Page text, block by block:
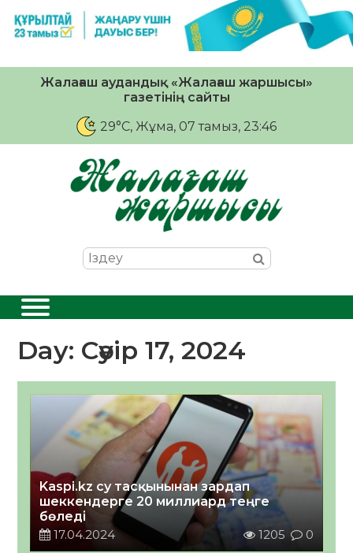
Жалағаш аудандық «Жалағаш жаршысы»
газетінің сайты
29°C, Жұма, 07 тамыз, 23:46
Day: Сәуір 17, 2024
Kaspi.kz су тасқынынан зардап
шеккендерге 20 миллиард теңге
бөледі
17.04.2024
1205 0